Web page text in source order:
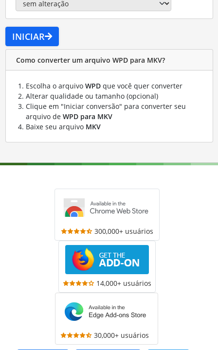
INICIAR
Como converter um arquivo WPD para MKV?
Escolha o arquivo WPDque você quer converter
Alterar qualidade ou tamanho (opcional)
Clique em "Iniciar conversão" para converter seu
arquivo de WPD para MKV
Baixe seu arquivo MKV
300,000+ usuários
14,000+ usuários
30,000+ usuários